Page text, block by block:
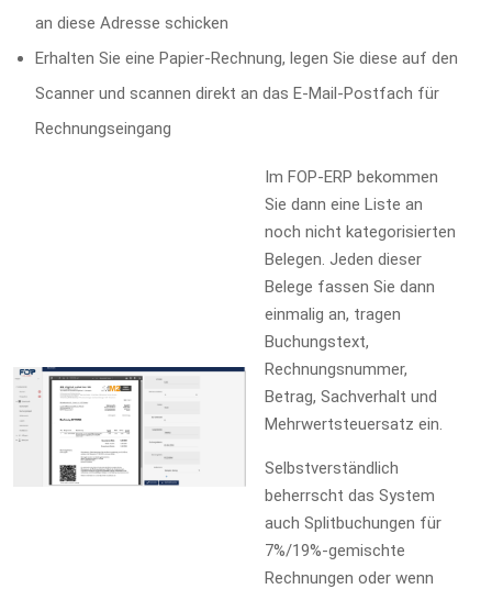
an diese Adresse schicken
Erhalten Sie eine Papier-Rechnung, legen Sie diese auf den
Scanner und scannen direkt an das E-Mail-Postfach für
Rechnungseingang
Im FOP-ERP bekommen
Sie dann eine Liste an
noch nicht kategorisierten
Belegen. Jeden dieser
Belege fassen Sie dann
einmalig an, tragen
Buchungstext,
Rechnungsnummer,
Betrag, Sachverhalt und
Mehrwertsteuersatz ein.
Selbstverständlich
beherrscht das System
auch Splitbuchungen für
7%/19%-gemischte
Rechnungen oder wenn